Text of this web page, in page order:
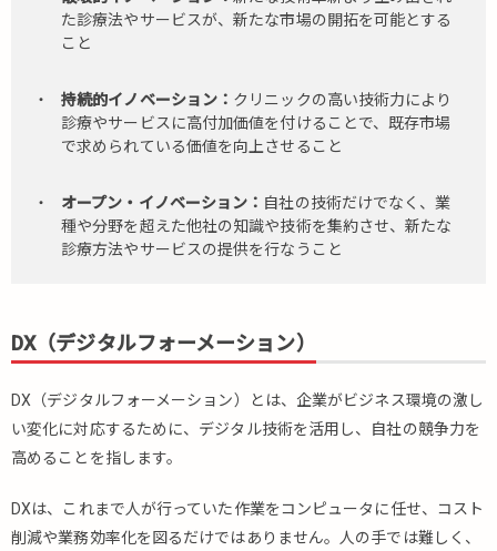
た診療法やサービスが、新たな市場の開拓を可能とする
こと
持続的イノベーション： クリニックの高い技術力により
診療やサービスに高付加価値を付けることで、既存市場
で求められている価値を向上させること
オープン・イノベーション： 自社の技術だけでなく、業
種や分野を超えた他社の知識や技術を集約させ、新たな
診療方法やサービスの提供を行なうこと
DX（デジタルフォーメーション）
DX（デジタルフォーメーション）とは、企業がビジネス環境の激し
い変化に対応するために、デジタル技術を活用し、自社の競争力を
高めることを指します。
DXは、これまで人が行っていた作業をコンピュータに任せ、コスト
削減や業務効率化を図るだけではありません。人の手では難しく、